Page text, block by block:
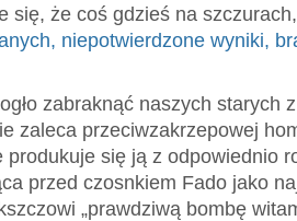
się, że coś gdzieś na
niepotwierdzone wyniki,
zabraknąć naszych starych
zaleca przeciwzakrzepowej
produkuje się ją z odpowiednio
przed czosnkiem Fado jako
„prawdziwą bombę